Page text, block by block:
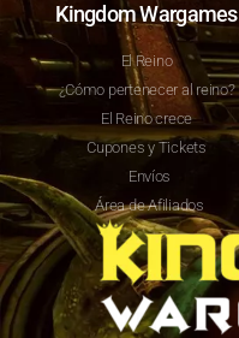
Kingdom Wargames
El Reino
¿Cómo pertenecer al reino?
El Reino crece
Cupones y Tickets
Envíos
Área de Afiliados